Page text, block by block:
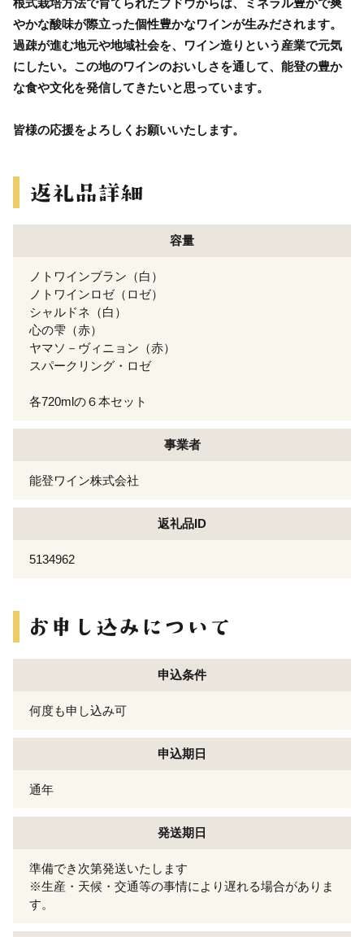
やかな酸味が際立った個性豊かなワインが生みだされます。
過疎が進む地元や地域社会を、ワイン造りという産業で元気
にしたい。この地のワインのおいしさを通して、能登の豊か
な食や文化を発信してきたいと思っています。
皆様の応援をよろしくお願いいたします。
容量
ノトワインブラン（白）
ノトワインロゼ（ロゼ）
シャルドネ（白）
心の雫（赤）
ヤマソ－ヴィニョン（赤）
スパークリング・ロゼ
各720mlの６本セット
事業者
能登ワイン株式会社
返礼品ID
5134962
申込条件
何度も申し込み可
申込期日
通年
発送期日
準備でき次第発送いたします
※生産・天候・交通等の事情により遅れる場合がありま
す。